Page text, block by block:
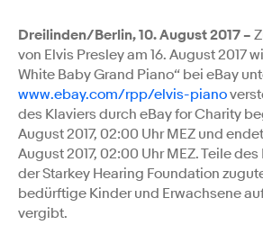
Dreilinden/Berlin, 10. August 2017 –
von Elvis Presley am 16. August 2017
White Baby Grand Piano“ bei eBay
www.ebay.com/rpp/elvis-piano
des Klaviers durch eBay for Charity
August 2017, 02:00 Uhr MEZ und
August 2017, 02:00 Uhr MEZ. Teile
der Starkey Hearing Foundation
bedürftige Kinder und Erwachsene
vergibt.